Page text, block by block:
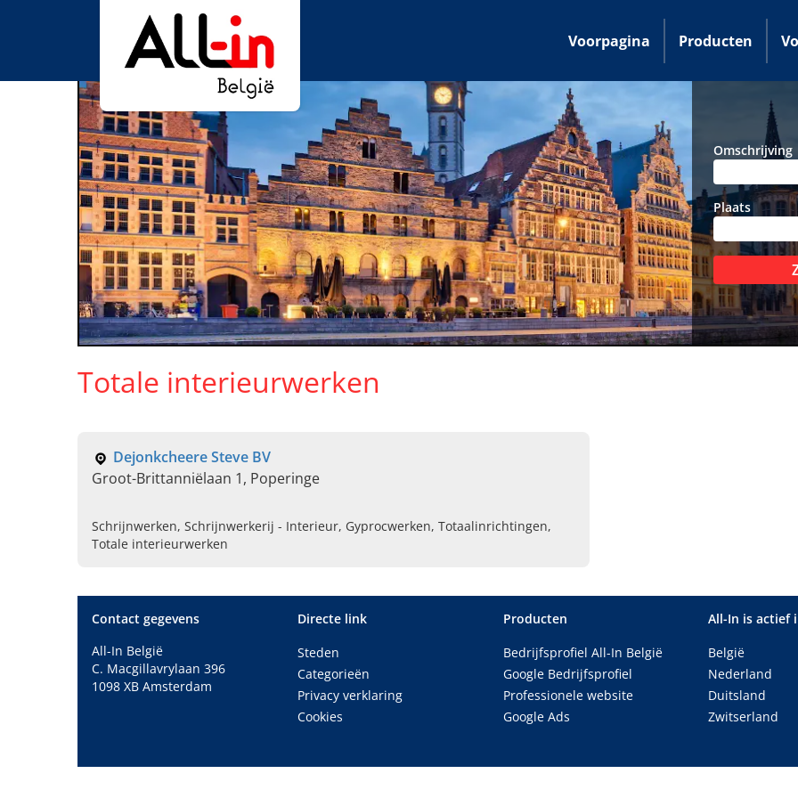
Voorpagina Producten
Omschrijving
Plaats
Totale interieurwerken
Dejonkcheere Steve BV
Groot-Brittanniëlaan 1, Poperinge
Schrijnwerken, Schrijnwerkerij - Interieur, Gyprocwerken, Totaalinrichtingen,
Totale interieurwerken
Contact gegevens
All-In België
C. Macgillavrylaan 396
1098 XB Amsterdam
Directe link
Steden
Categorieën
Privacy verklaring
Cookies
Producten
Bedrijfsprofiel All-In België
Google Bedrijfsprofiel
Professionele website
Google Ads
All-In is actief
België
Nederland
Duitsland
Zwitserland